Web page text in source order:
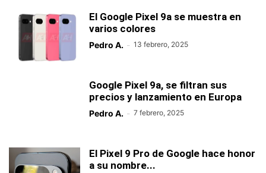
El Google Pixel 9a se muestra en
varios colores
Pedro A. - 13 febrero, 2025
Google Pixel 9a, se filtran sus
precios y lanzamiento en Europa
Pedro A. - 7 febrero, 2025
El Pixel 9 Pro de Google hace honor
a su nombre...